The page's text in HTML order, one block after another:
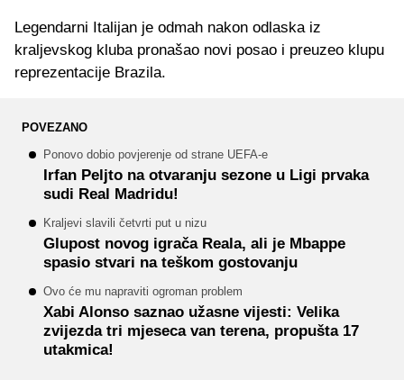
Legendarni Italijan je odmah nakon odlaska iz
kraljevskog kluba pronašao novi posao i preuzeo klupu
reprezentacije Brazila.
POVEZANO
Ponovo dobio povjerenje od strane UEFA-e
Irfan Peljto na otvaranju sezone u Ligi prvaka
sudi Real Madridu!
Kraljevi slavili četvrti put u nizu
Glupost novog igrača Reala, ali je Mbappe
spasio stvari na teškom gostovanju
Ovo će mu napraviti ogroman problem
Xabi Alonso saznao užasne vijesti: Velika
zvijezda tri mjeseca van terena, propušta 17
utakmica!